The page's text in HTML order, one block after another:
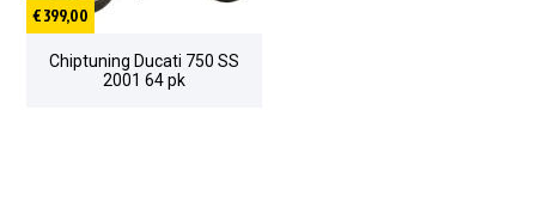
€ 399,00
Chiptuning Ducati 750 SS
2001 64 pk